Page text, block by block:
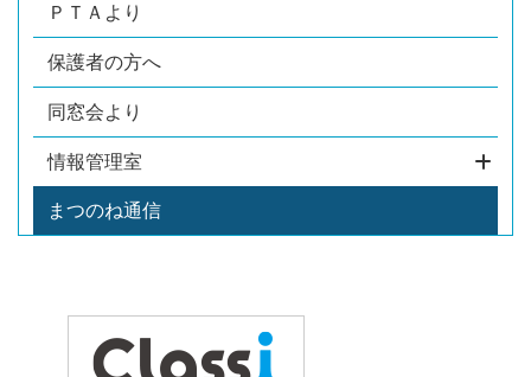
ＰＴＡより
保護者の方へ
同窓会より
情報管理室
まつのね通信